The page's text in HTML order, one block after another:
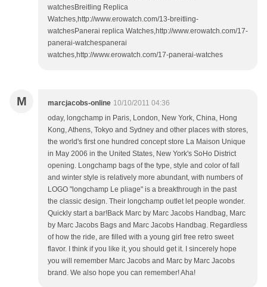
watchesBreitling Replica
Watches,http://www.erowatch.com/13-breitling-
watchesPanerai replica Watches,http://www.erowatch.com/17-
panerai-watchespanerai
watches,http://www.erowatch.com/17-panerai-watches
M marcjacobs-online 10/10/2011 04:36
oday, longchamp in Paris, London, New York, China, Hong
Kong, Athens, Tokyo and Sydney and other places with stores,
the world's first one hundred concept store La Maison Unique
in May 2006 in the United States, New York's SoHo District
opening. Longchamp bags of the type, style and color of fall
and winter style is relatively more abundant, with numbers of
LOGO "longchamp Le pliage" is a breakthrough in the past
the classic design. Their longchamp outlet let people wonder.
Quickly start a bar!Back Marc by Marc Jacobs Handbag, Marc
by Marc Jacobs Bags and Marc Jacobs Handbag. Regardless
of how the ride, are filled with a young girl free retro sweet
flavor. I think if you like it, you should get it. I sincerely hope
you will remember Marc Jacobs and Marc by Marc Jacobs
brand. We also hope you can remember! Aha!